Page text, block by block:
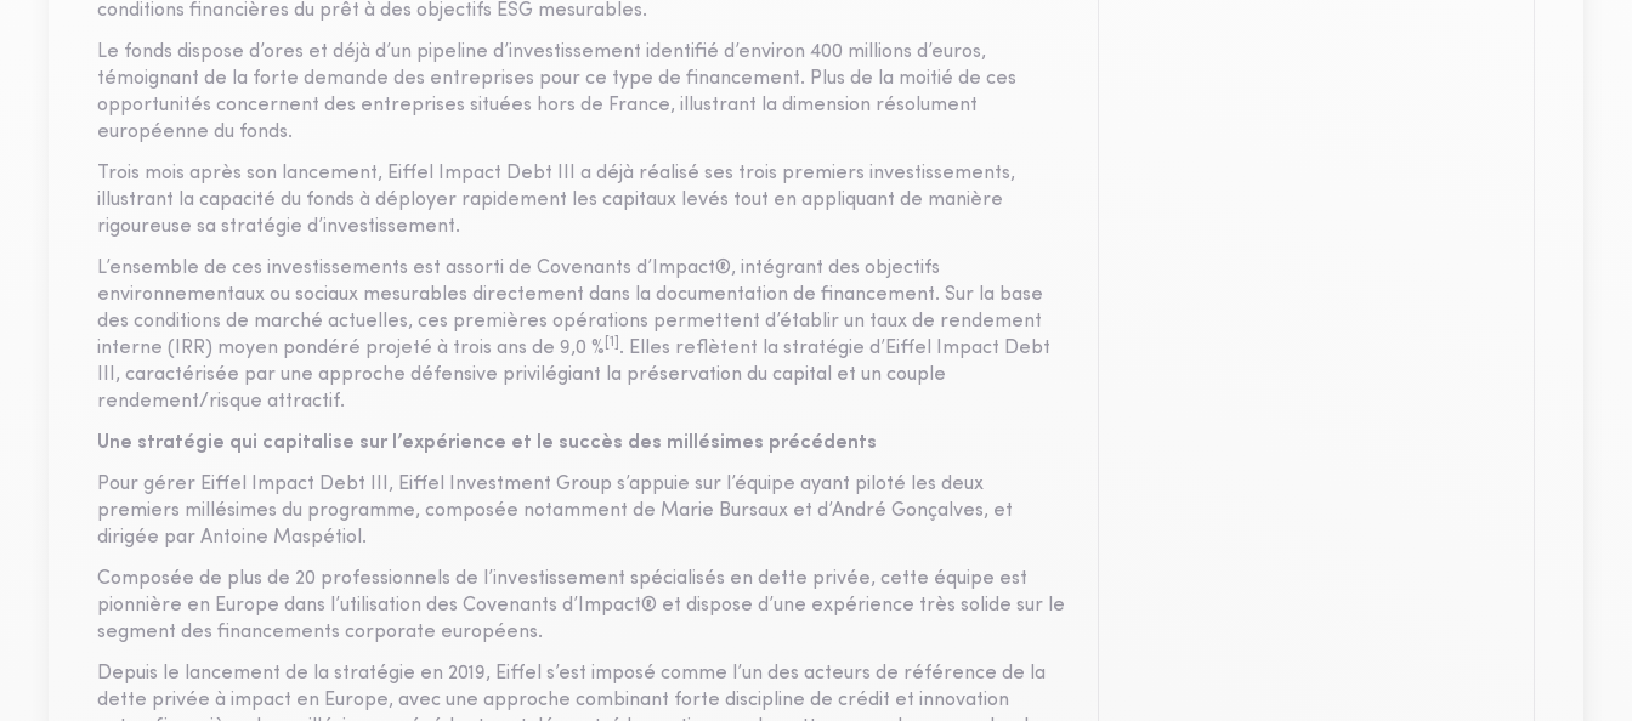
conditions financières du prêt à des objectifs ESG mesurables.
Le fonds dispose d’ores et déjà d’un pipeline d’investissement identifié d’environ 400 millions d’euros,
témoignant de la forte demande des entreprises pour ce type de financement. Plus de la moitié de ces
opportunités concernent des entreprises situées hors de France, illustrant la dimension résolument
européenne du fonds.
Trois mois après son lancement, Eiffel Impact Debt III a déjà réalisé ses trois premiers investissements,
illustrant la capacité du fonds à déployer rapidement les capitaux levés tout en appliquant de manière
rigoureuse sa stratégie d’investissement.
L’ensemble de ces investissements est assorti de Covenants d’Impact®, intégrant des objectifs
environnementaux ou sociaux mesurables directement dans la documentation de financement. Sur la base
des conditions de marché actuelles, ces premières opérations permettent d’établir un taux de rendement
interne (IRR) moyen pondéré projeté à trois ans de 9,0 % [1] . Elles reflètent la stratégie d’Eiffel Impact Debt
III, caractérisée par une approche défensive privilégiant la préservation du capital et un couple
rendement/risque attractif.
Une stratégie qui capitalise sur l’expérience et le succès des millésimes précédents
Pour gérer Eiffel Impact Debt III, Eiffel Investment Group s’appuie sur l’équipe ayant piloté les deux
premiers millésimes du programme, composée notamment de Marie Bursaux et d’André Gonçalves, et
dirigée par Antoine Maspétiol.
Composée de plus de 20 professionnels de l’investissement spécialisés en dette privée, cette équipe est
pionnière en Europe dans l’utilisation des Covenants d’Impact® et dispose d’une expérience très solide sur le
segment des financements corporate européens.
Depuis le lancement de la stratégie en 2019, Eiffel s’est imposé comme l’un des acteurs de référence de la
dette privée à impact en Europe, avec une approche combinant forte discipline de crédit et innovation